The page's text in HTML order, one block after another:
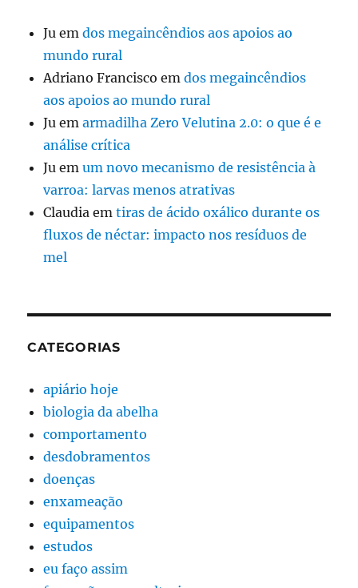
Ju emdos megaincêndios aos apoios ao
mundo rural
Adriano Francisco emdos megaincêndios
aos apoios ao mundo rural
Ju emarmadilha Zero Velutina 2.0: o que é e
análise crítica
Ju emum novo mecanismo de resistência à
varroa: larvas menos atrativas
Claudia emtiras de ácido oxálico durante os
fluxos de néctar: impacto nos resíduos de
mel
CATEGORIAS
apiário hoje
biologia da abelha
comportamento
desdobramentos
doenças
enxameação
equipamentos
estudos
eu faço assim